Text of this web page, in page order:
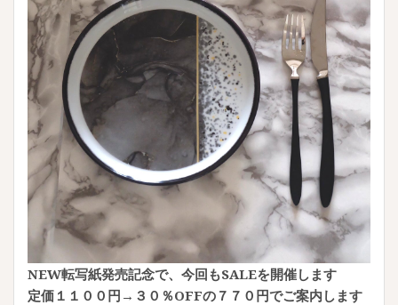
NEW転写紙発売記念で、今回もSALEを開催します
定価１１００円→３０％OFFの７７０円でご案内します